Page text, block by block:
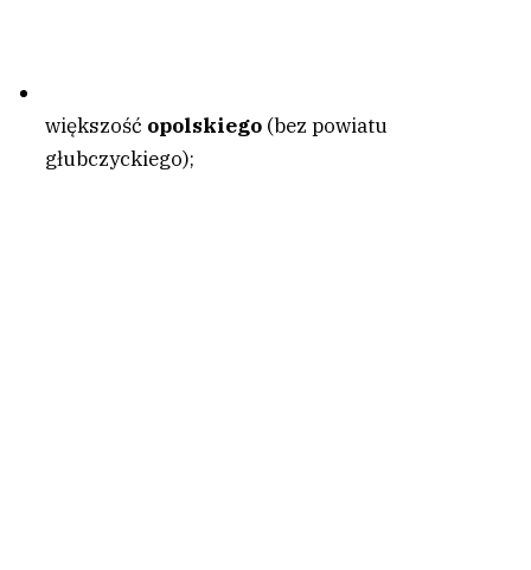
większość opolskiego (bez powiatu
głubczyckiego);